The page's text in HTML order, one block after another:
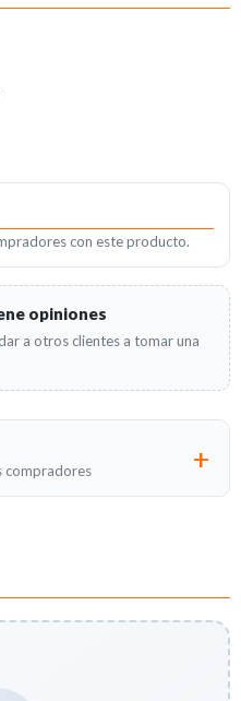
con este producto.
opiniones
a otros clientes a tomar una
compradores